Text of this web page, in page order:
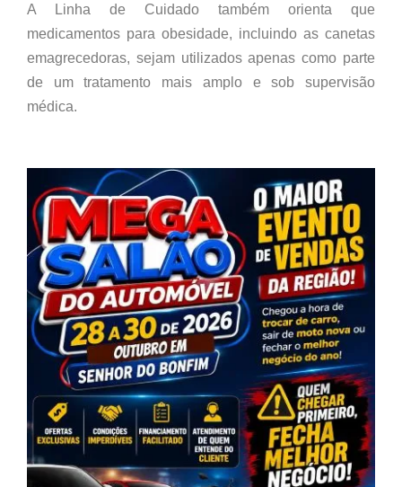
A Linha de Cuidado também orienta que
medicamentos para obesidade, incluindo as canetas
emagrecedoras, sejam utilizados apenas como parte
de um tratamento mais amplo e sob supervisão
médica.